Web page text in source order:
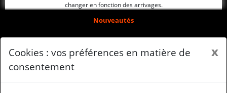
changer en fonction des arrivages.
Nouveautés
Arrivages
Mentions légales
Cookies : vos préférences en matière de
consentement
x